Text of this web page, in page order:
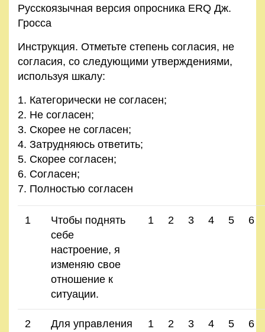
Политика
конфиденциальности
Русскоязычная версия опросника ERQ Дж.
Гросса
Инструкция. Отметьте степень согласия, не
согласия, со следующими утверждениями,
используя шкалу:
Категорически не согласен;
Не согласен;
Скорее не согласен;
Затрудняюсь ответить;
Скорее согласен;
Согласен;
Полностью согласен
1
Чтобы поднять
себе
настроение, я
изменяю свое
отношение к
ситуации.
1 2 3 4 5 6
2
Для управления
1 2 3 4 5 6